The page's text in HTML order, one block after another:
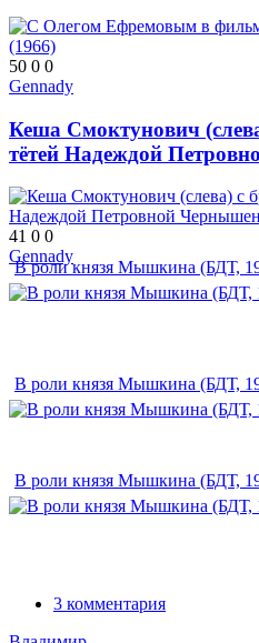
50 0 0
Gennady
Кеша Смоктунович
тётей Надеждой
41 0 0
Gennady
В роли князя Мышкина (БДТ,
В роли князя Мышкина (БДТ,
В роли князя Мышкина (БДТ,
3 комментария